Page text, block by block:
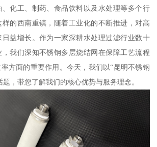
化工、制药、食品饮料以及水处理等多个行
的西南重镇，随着工业化的不断推进，对高
日益增长。作为一家深耕水处理过滤行业数十
我们深知不锈钢多层烧结网在保障工艺流程
方面的重要作用。今天，我们以“昆明不锈钢
，带您了解我们的核心优势与服务理念。